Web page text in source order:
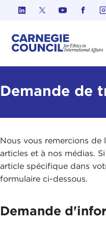
Skip to content
Demande de
Nous vous remercions
articles et à nos médias.
article spécifique dans
formulaire ci-dessous.
Demande